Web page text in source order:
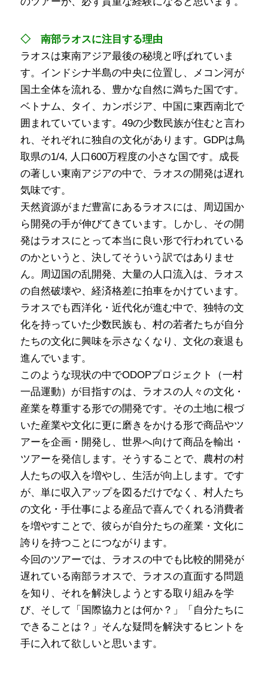
◇ 南部ラオスに注目する理由
ラオスは東南アジア最後の秘境と呼ばれていま
す。インドシナ半島の中央に位置し、メコン河が
国土全体を流れる、豊かな自然に満ちた国です。
ベトナム、タイ、カンボジア、中国に東西南北で
囲まれていています。49の少数民族が住むと言わ
れ、それぞれに独自の文化があります。GDPは鳥
取県の1/4, 人口600万程度の小さな国です。成長
の著しい東南アジアの中で、ラオスの開発は遅れ
気味です。
天然資源がまだ豊富にあるラオスには、周辺国か
ら開発の手が伸びてきています。しかし、その開
発はラオスにとって本当に良い形で行われている
のかというと、決してそういう訳ではありませ
ん。周辺国の乱開発、大量の人口流入は、ラオス
の自然破壊や、経済格差に拍車をかけています。
ラオスでも西洋化・近代化が進む中で、独特の文
化を持っていた少数民族も、村の若者たちが自分
たちの文化に興味を示さなくなり、文化の衰退も
進んでいます。
このような現状の中でODOPプロジェクト（一村
一品運動）が目指すのは、ラオスの人々の文化・
産業を尊重する形での開発です。その土地に根づ
いた産業や文化に更に磨きをかける形で商品やツ
アーを企画・開発し、世界へ向けて商品を輸出・
ツアーを発信します。そうすることで、農村の村
人たちの収入を増やし、生活が向上します。です
が、単に収入アップを図るだけでなく、村人たち
の文化・手仕事による産品で喜んでくれる消費者
を増やすことで、彼らが自分たちの産業・文化に
誇りを持つことにつながります。
今回のツアーでは、ラオスの中でも比較的開発が
遅れている南部ラオスで、ラオスの直面する問題
を知り、それを解決しようとする取り組みを学
び、そして「国際協力とは何か？」「自分たちに
できることは？」そんな疑問を解決するヒントを
手に入れて欲しいと思います。